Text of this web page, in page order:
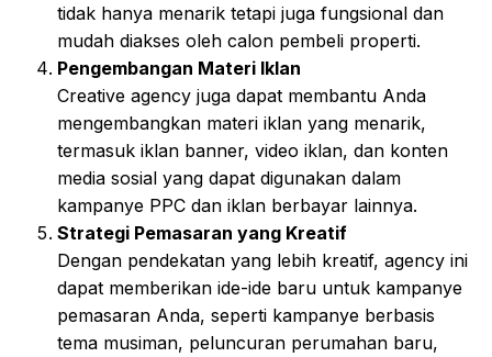
tidak hanya menarik tetapi juga fungsional dan
mudah diakses oleh calon pembeli properti.
Pengembangan Materi Iklan
Creative agency juga dapat membantu Anda
mengembangkan materi iklan yang menarik,
termasuk iklan banner, video iklan, dan konten
media sosial yang dapat digunakan dalam
kampanye PPC dan iklan berbayar lainnya.
Strategi Pemasaran yang Kreatif
Dengan pendekatan yang lebih kreatif, agency ini
dapat memberikan ide-ide baru untuk kampanye
pemasaran Anda, seperti kampanye berbasis
tema musiman, peluncuran perumahan baru,